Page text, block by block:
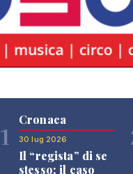
1
Cronaca
30 lug 2026
Il “regista” di se
stesso: il caso